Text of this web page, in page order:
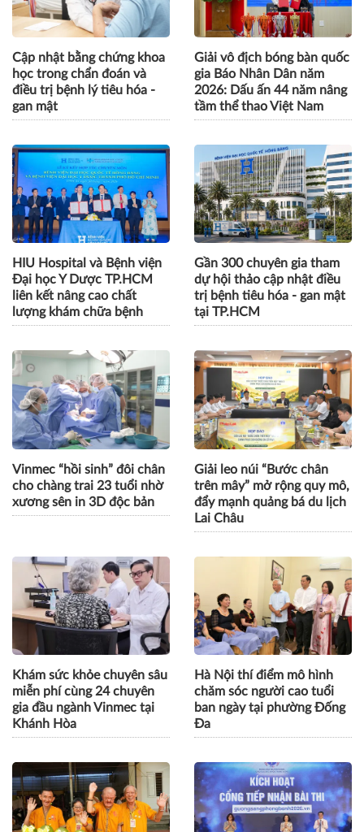
Cập nhật bằng chứng khoa
học trong chẩn đoán và
điều trị bệnh lý tiêu hóa -
gan mật
Giải vô địch bóng bàn quốc
gia Báo Nhân Dân năm
2026: Dấu ấn 44 năm nâng
tầm thể thao Việt Nam
HIU Hospital và Bệnh viện
Đại học Y Dược TP.HCM
liên kết nâng cao chất
lượng khám chữa bệnh
Gần 300 chuyên gia tham
dự hội thảo cập nhật điều
trị bệnh tiêu hóa - gan mật
tại TP.HCM
Vinmec “hồi sinh” đôi chân
cho chàng trai 23 tuổi nhờ
xương sên in 3D độc bản
Giải leo núi “Bước chân
trên mây” mở rộng quy mô,
đẩy mạnh quảng bá du lịch
Lai Châu
Khám sức khỏe chuyên sâu
miễn phí cùng 24 chuyên
gia đầu ngành Vinmec tại
Khánh Hòa
Hà Nội thí điểm mô hình
chăm sóc người cao tuổi
ban ngày tại phường Đống
Đa